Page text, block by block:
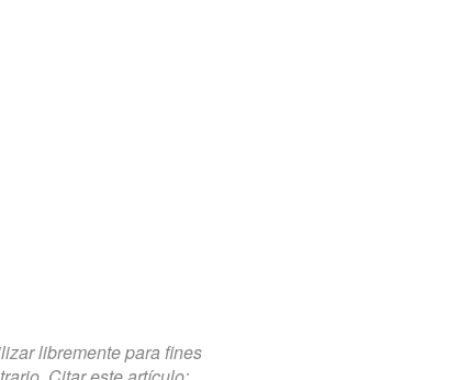
libremente para fines